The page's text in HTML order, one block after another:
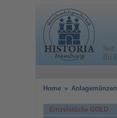
Home » Anlagemünzen
Einzelstücke GOLD